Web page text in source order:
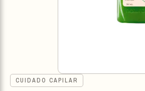
CUIDADO CAPILAR